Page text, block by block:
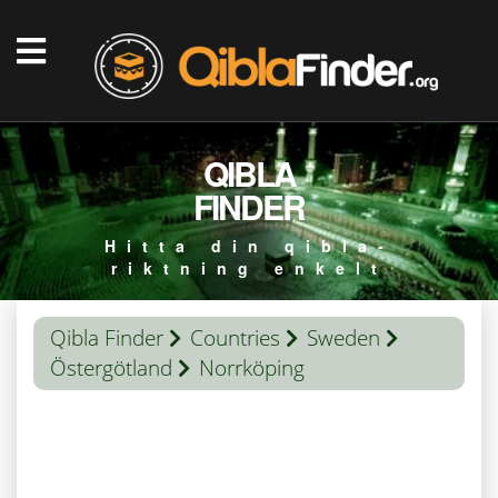
QIBLA
FINDER
Hitta din qibla-
riktning enkelt
Qibla Finder Countries
Sweden
Östergötland
Norrköping